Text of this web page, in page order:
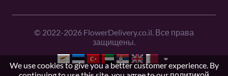
© 2022-2026 FlowerDelivery.co.il. Все права
защищены.
We use cookies to give you a better customer experience. By